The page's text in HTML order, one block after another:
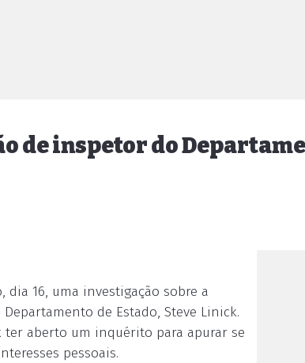
de inspetor do
dia 16, uma investigação sobre a
de Estado, Steve Linick.
ter aberto um inquérito para apurar se
pessoais.